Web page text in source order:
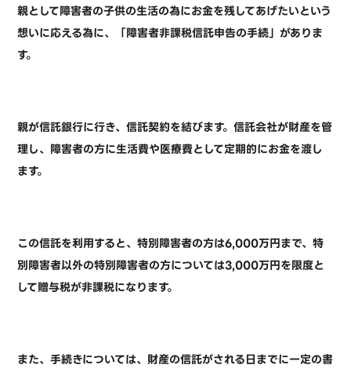
親として障害者の子供の生活の為にお金を残してあげたいという
想いに応える為に、「障害者非課税信託申告の手続」がありま
す。
親が信託銀行に行き、信託契約を結びます。信託会社が財産を管
理し、障害者の方に生活費や医療費として定期的にお金を渡し
ます。
この信託を利用すると、特別障害者の方は6,000万円まで、特
別障害者以外の特別障害者の方については3,000万円を限度と
して贈与税が非課税になります。
また、手続きについては、財産の信託がされる日までに一定の書